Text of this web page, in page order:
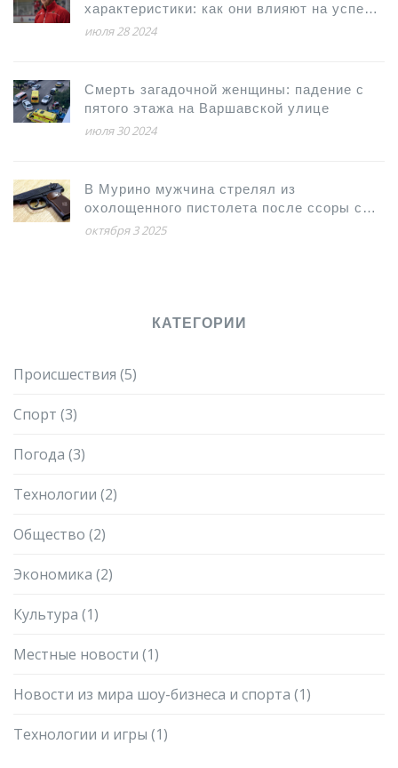
характеристики: как они влияют на успех
игроков НХЛ
июля 28 2024
Смерть загадочной женщины: падение с
пятого этажа на Варшавской улице
июля 30 2024
В Мурино мужчина стрелял из
охолощенного пистолета после ссоры с
женой
октября 3 2025
КАТЕГОРИИ
Происшествия (5)
Спорт (3)
Погода (3)
Технологии (2)
Общество (2)
Экономика (2)
Культура (1)
Местные новости (1)
Новости из мира шоу-бизнеса и спорта (1)
Технологии и игры (1)